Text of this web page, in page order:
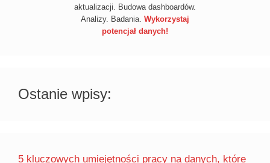
aktualizacji. Budowa dashboardów.
Analizy. Badania. Wykorzystaj
potencjał danych!
Ostanie wpisy:
5 kluczowych umiejętności pracy na danych, które